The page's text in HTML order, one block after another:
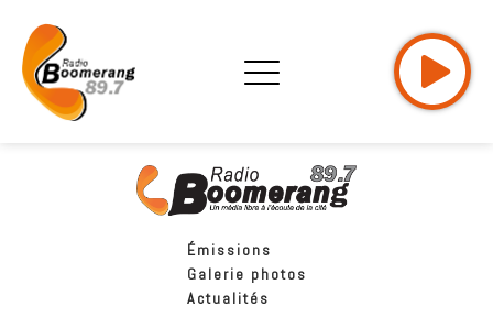
Émissions
Galerie photos
Actualités